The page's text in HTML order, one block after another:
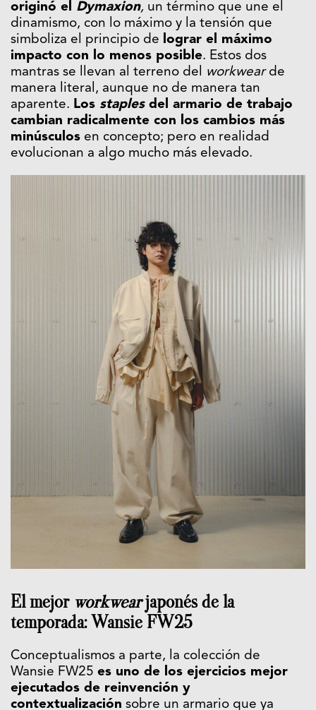
originó el Dymaxion, un término que une el
dinamismo, con lo máximo y la tensión que
simboliza el principio de lograr el máximo
impacto con lo menos posible. Estos dos
mantras se llevan al terreno del workwearde
manera literal, aunque no de manera tan
aparente. Los staplesdel armario de trabajo
cambian radicalmente con los cambios más
minúsculos en concepto; pero en realidad
evolucionan a algo mucho más elevado.
El mejor workwearjaponés de la
temporada: Wansie FW25
Conceptualismos a parte, la colección de
Wansie FW25 es uno de los ejercicios mejor
ejecutados de reinvención y
contextualización sobre un armario que ya